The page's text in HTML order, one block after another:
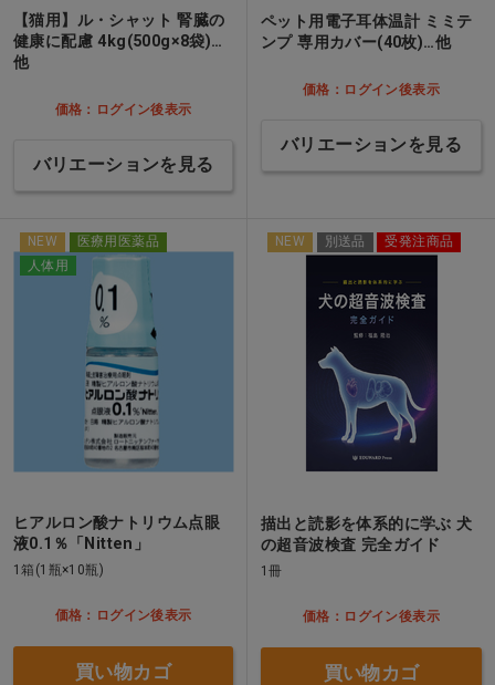
【猫用】ル・シャット 腎臓の
健康に配慮 4kg(500g×8袋)…
他
価格：ログイン後表示
バリエーションを見る
ペット用電子耳体温計 ミミテ
ンプ 専用カバー(40枚)…他
価格：ログイン後表示
バリエーションを見る
NEW
医療用医薬品
人体用
ヒアルロン酸ナトリウム点眼
液0.1％「Nitten」
1箱(1瓶×10瓶)
価格：ログイン後表示
買い物カゴ
NEW 別送品 受発注商品
描出と読影を体系的に学ぶ 犬
の超音波検査 完全ガイド
1冊
価格：ログイン後表示
買い物カゴ